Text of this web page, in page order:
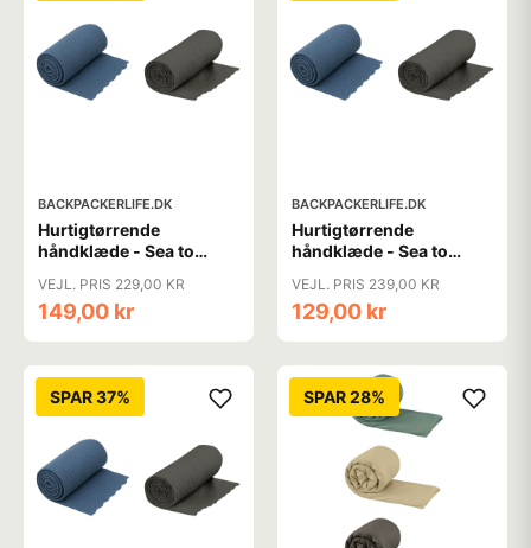
BACKPACKERLIFE.DK
Hurtigtørrende
håndklæde - Sea to
Large
VEJL. PRIS 229,00 KR
149,00 kr
BACKPACKERLIFE.DK
Hurtigtørrende
håndklæde - Sea to
Medium
VEJL. PRIS 239,00 KR
129,00 kr
SPAR 37% SPAR 28%